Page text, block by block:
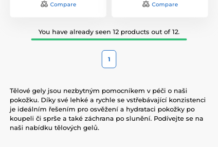
Compare Compare
You have already seen 12 products out of 12.
1
Tělové gely jsou nezbytným pomocníkem v péči o naši
pokožku. Díky své lehké a rychle se vstřebávající konzistenci
je ideálním řešením pro osvěžení a hydrataci pokožky po
koupeli či sprše a také záchrana po slunění. Podívejte se na
naši nabídku tělových gelů.